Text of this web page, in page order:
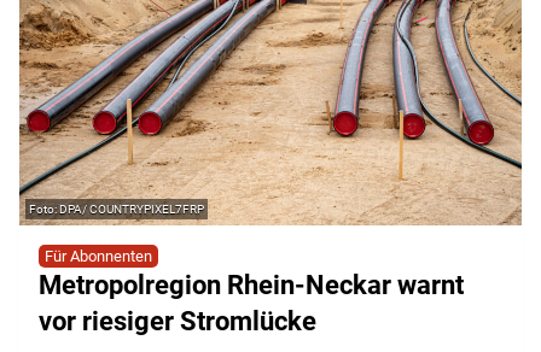
DPA/ COUNTRYPIXEL7FRP
Für Abonnenten
Metropolregion Rhein-Neckar warnt
vor riesiger Stromlücke